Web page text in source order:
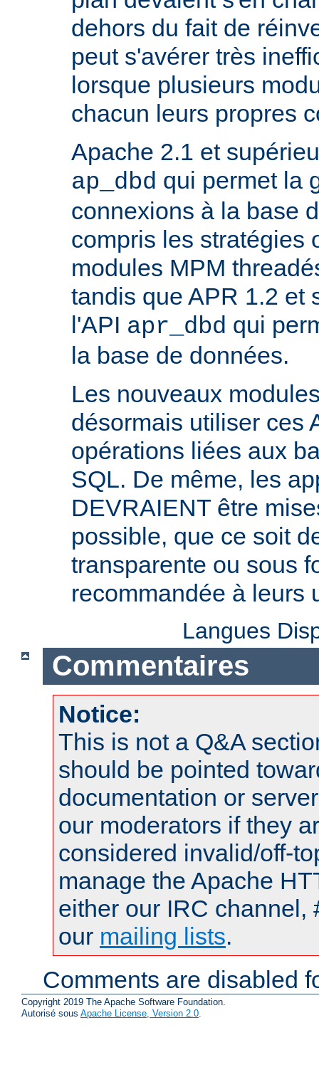
dehors du fait de
peut s'avérer très
lorsque plusieurs
chacun leurs propres
Apache 2.1 et
ap_dbd qui permet la
connexions à la base
compris les stratégies
modules MPM
tandis que APR 1.2 et
l'API apr_dbd qui
la base de données.
Les nouveaux
désormais utiliser ces
opérations liées aux
SQL. De même, les
DEVRAIENT être
possible, que ce soit
transparente ou sous
recommandée à leurs
Langues
Commentaires
Notice:
This is not a Q&A
should be pointed
documentation or
our moderators if they
considered invalid/off-
manage the Apache
either our IRC channel,
our mailing lists.
Comments are disabled
Copyright 2019 The Apache Software Foundation.
Autorisé sous Apache License, Version 2.0